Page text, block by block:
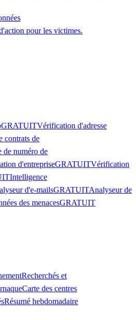
pour les victimes.
GRATUITVérification d'adresse
contrats de
de numéro de
d'entrepriseGRATUITVérification
Intelligence
d'e-mailsGRATUITAnalyseur de
des menacesGRATUIT
Recherchés et
Carte des centres
Résumé hebdomadaire